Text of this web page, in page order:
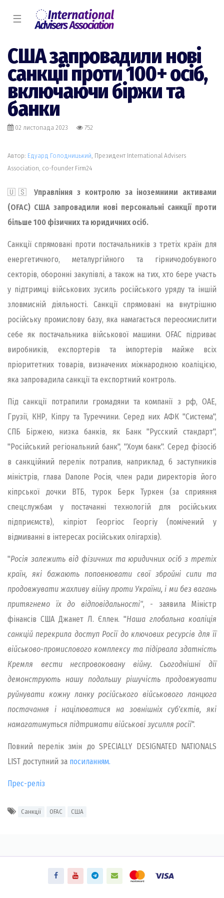
☰
США запровадили нові
санкції проти 100+ осіб,
включаючи біржи та
банки
02 листопада 2023 752
Автор: Едуард Голодницький , Президент International Advisers
Association, co-founder Firm24
🇺🇸Управління з контролю за іноземними активами
(OFAC) США запровадили нові персональні санкції проти
більше 100 фізичних та юридичних осіб.
Санкції спрямовані проти постачальників з третіх країн для
енергетичного, металургійного та гірничодобувного
секторів, оборонні закупівлі, а також на тих, хто бере участь
у підтримці військових зусиль російського уряду та іншій
зловмисній діяльності. Санкції спрямовані на внутрішню
російську промислову базу, яка намагається переосмислити
себе як постачальника військової машини. OFAC підриває
виробників, експортерів та імпортерів майже всіх
пріоритетних товарів, визначених міжнародною коаліцією,
яка запровадила санкції та експортний контроль.
Під санкції потрапили громадяни та компанії з рф, ОАЕ,
Грузії, КНР, Кіпру та Туреччини. Серед них АФК "Система",
СПБ Біржею, низка банків, як Банк "Русский стандарт",
"Російський регіональний банк", "Хоум банк". Серед фізосіб
в санкційний перелік потрапив, наприклад, 6 заступників
міністрів, глава Danone Росія, член ради директорів його
кіпрської дочки ВТБ, турок Берк Туркен (за сприяння
спецслужбам у постачанні технологій для російських
підприємств), кіпріот Георгіос Георгіу (помічений у
відмиванні в інтересах російських олігархів).
"Росія залежить від фізичних та юридичних осіб з третіх
країн, які бажають поповнювати свої збройні сили та
продовжувати жахливу війну проти України, і ми без вагань
притягнемо їх до відповідальності", - заявила Міністр
фінансів США Джанет Л. Єллен. "Наша глобальна коаліція
санкцій перекрила доступ Росії до ключових ресурсів для її
військово-промислового комплексу та підірвала здатність
Кремля вести неспровоковану війну. Сьогоднішні дії
демонструють нашу подальшу рішучість продовжувати
руйнувати кожну ланку російського військового ланцюга
постачання і націлюватися на зовнішніх суб'єктів, які
намагатимуться підтримати військові зусилля росії".
Повний перелік змін до SPECIALLY DESIGNATED NATIONALS
LIST доступний за посиланням.
Прес-реліз
Санкції OFAC США